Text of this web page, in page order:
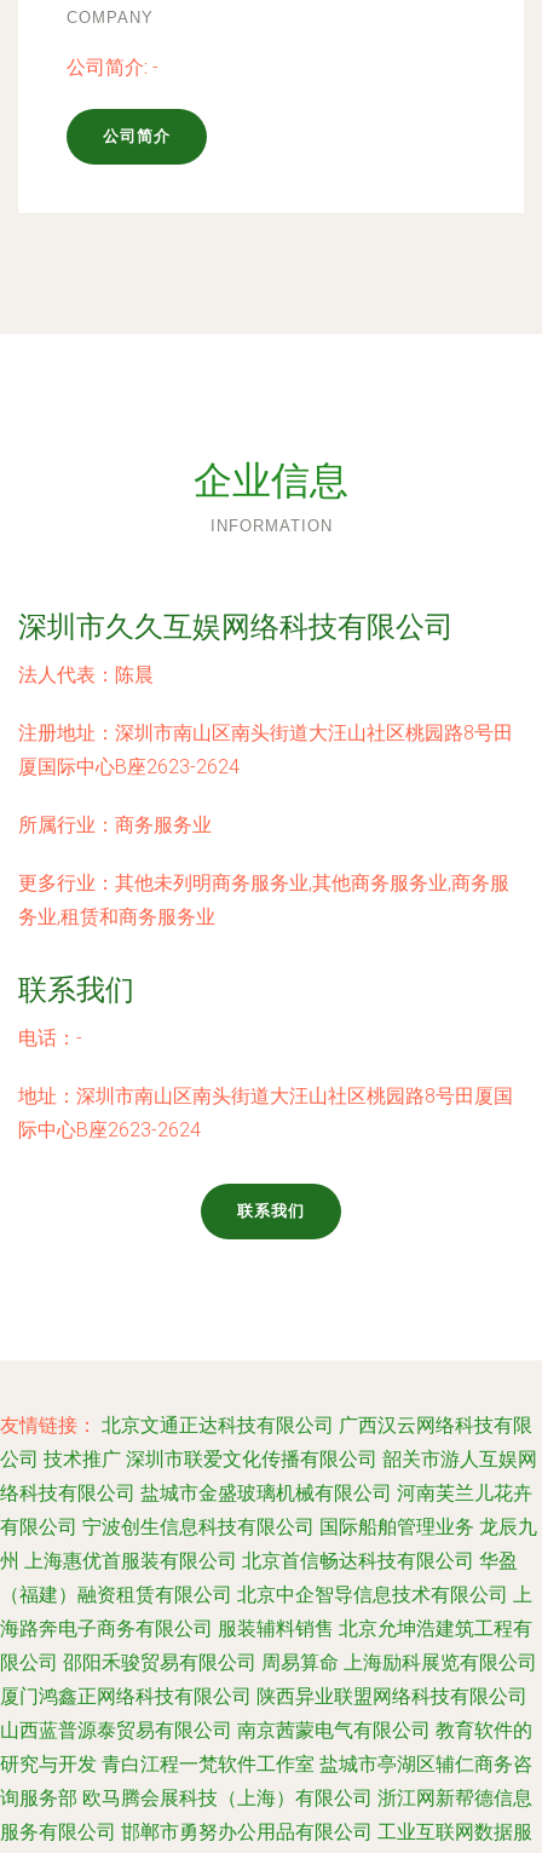
COMPANY
公司简介: -
公司简介
企业信息
INFORMATION
深圳市久久互娱网络科技有限公司
法人代表： 陈晨
注册地址： 深圳市南山区南头街道大汪山社区桃园路8号田
厦国际中心B座2623-2624
所属行业： 商务服务业
更多行业： 其他未列明商务服务业,其他商务服务业,商务服
务业,租赁和商务服务业
联系我们
电话：-
地址：深圳市南山区南头街道大汪山社区桃园路8号田厦国
际中心B座2623-2624
联系我们
友情链接： 北京文通正达科技有限公司 广西汉云网络科技有限
公司 技术推广 深圳市联爱文化传播有限公司 韶关市游人互娱网
络科技有限公司 盐城市金盛玻璃机械有限公司 河南芙兰儿花卉
有限公司 宁波创生信息科技有限公司 国际船舶管理业务 龙辰九
州 上海惠优首服装有限公司 北京首信畅达科技有限公司 华盈
（福建）融资租赁有限公司 北京中企智导信息技术有限公司 上
海路奔电子商务有限公司 服装辅料销售 北京允坤浩建筑工程有
限公司 邵阳禾骏贸易有限公司 周易算命 上海励科展览有限公司
厦门鸿鑫正网络科技有限公司 陕西异业联盟网络科技有限公司
山西蓝普源泰贸易有限公司 南京茜蒙电气有限公司 教育软件的
研究与开发 青白江程一梵软件工作室 盐城市亭湖区辅仁商务咨
询服务部 欧马腾会展科技（上海）有限公司 浙江网新帮德信息
服务有限公司 邯郸市勇努办公用品有限公司 工业互联网数据服